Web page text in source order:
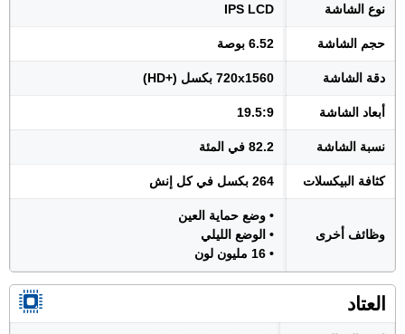
نوع الشاشة IPS LCD
حجم الشاشة 6.52 بوصة
دقة الشاشة 720x1560 بكسل (+HD)
أبعاد الشاشة 19.5:9
نسبة الشاشة 82.2 في المئة
كثافة البيكسلات 264 بكسل في كل إنش
وظائف أخرى
• وضع حماية العين
• الوضع الليلي
• 16 مليون لون
العتاد